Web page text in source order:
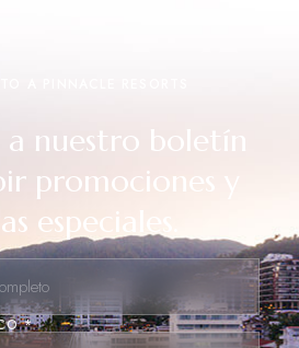
a nuestro boletín
promociones y
especiales.
*